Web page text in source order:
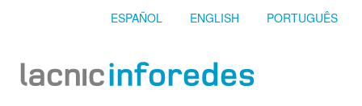
ESPAÑOL ENGLISH PORTUGUÊS